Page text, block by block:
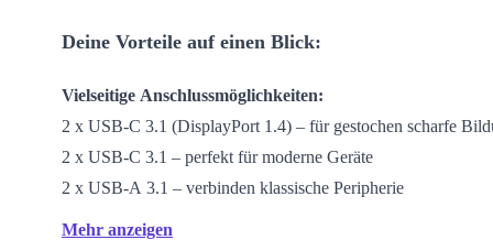
Deine Vorteile auf einen Blick:
Vielseitige Anschlussmöglichkeiten:
2 x USB-C 3.1 (DisplayPort 1.4) – für gestochen scharfe
2 x USB-C 3.1 – perfekt für moderne Geräte
2 x USB-A 3.1 – verbinden klassische Peripherie
Gigabit-LAN – garantiert schnelle, stabile Internetverbindung
Mehr anzeigen